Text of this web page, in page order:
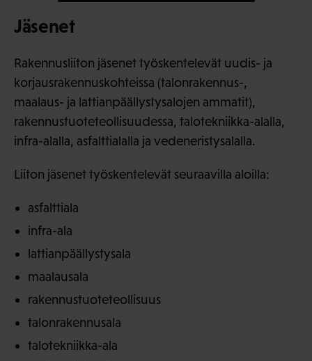
Jäsenet
Rakennusliiton jäsenet työskentelevät uudis- ja
korjausrakennuskohteissa (talonrakennus-,
maalaus- ja lattianpäällystysalojen ammatit),
rakennustuoteteollisuudessa, talotekniikka-alalla,
infra-alalla, asfalttialalla ja vedeneristysalalla.
Liiton jäsenet työskentelevät seuraavilla aloilla:
asfalttiala
infra-ala
lattianpäällystysala
maalausala
rakennustuoteteollisuus
talonrakennusala
talotekniikka-ala